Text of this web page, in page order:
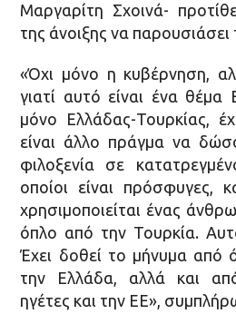
Μαργαρίτη Σχοινά-
της άνοιξης να παρουσιάσει
«Όχι μόνο η κυβέρνηση,
γιατί αυτό είναι ένα θέμα
μόνο Ελλάδας-Τουρκίας,
είναι άλλο πράγμα να
φιλοξενία σε
οποίοι είναι πρόσφυγες,
χρησιμοποιείται ένας
όπλο από την Τουρκία.
Έχει δοθεί το μήνυμα από
την Ελλάδα, αλλά και
ηγέτες και την ΕΕ»,